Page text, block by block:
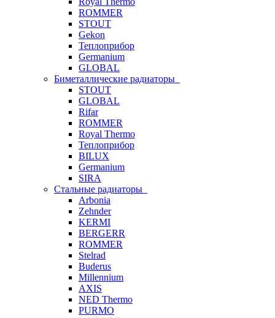
ROMMER
STOUT
Gekon
Теплоприбор
Germanium
GLOBAL
Биметаллические радиаторы
STOUT
GLOBAL
Rifar
ROMMER
Royal Thermo
Теплоприбор
BILUX
Germanium
SIRA
Стальные радиаторы
Arbonia
Zehnder
KERMI
BERGERR
ROMMER
Stelrad
Buderus
Millennium
AXIS
NED Thermo
PURMO